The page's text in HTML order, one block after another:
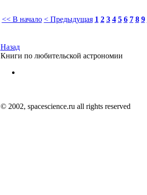
<< В начало < Предыдущая 1 2 3 4 5 6 7 8 9
Назад
Книги по любительской астрономии
© 2002, spacescience.ru all rights reserved